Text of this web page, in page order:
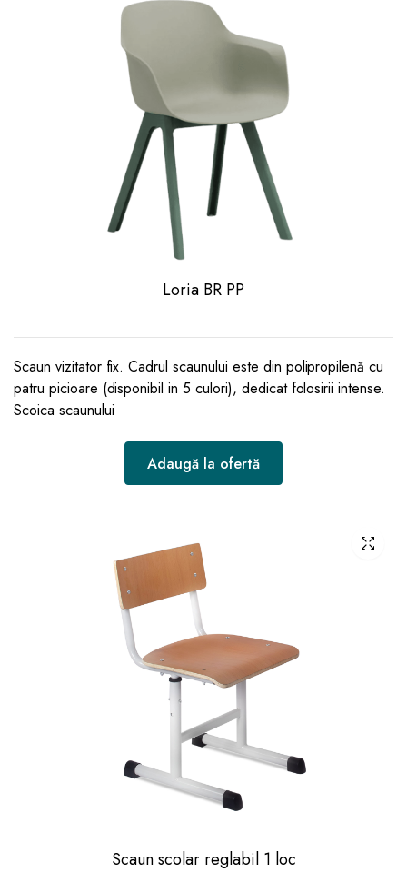
Loria BR PP
Scaun vizitator fix. Cadrul scaunului este din polipropilenă cu
patru picioare (disponibil in 5 culori), dedicat folosirii intense.
Scoica scaunului
Adaugă la ofertă
Scaun scolar reglabil 1 loc